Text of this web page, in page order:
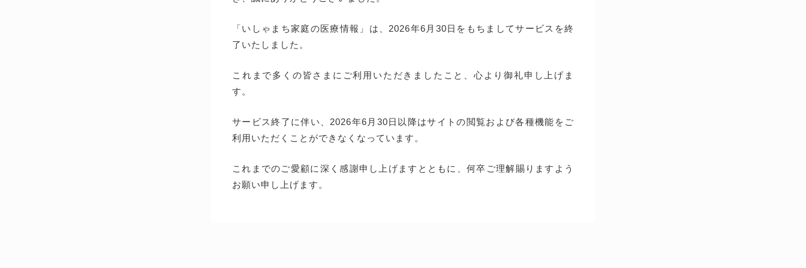
「いしゃまち家庭の医療情報」は、2026年6月30日をもちましてサービスを終
了いたしました。
これまで多くの皆さまにご利用いただきましたこと、心より御礼申し上げま
す。
サービス終了に伴い、2026年6月30日以降はサイトの閲覧および各種機能をご
利用いただくことができなくなっています。
これまでのご愛顧に深く感謝申し上げますとともに、何卒ご理解賜りますよう
お願い申し上げます。